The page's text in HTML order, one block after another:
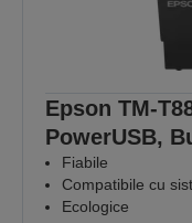
Epson TM-
PowerUSB,
Fiabile
Compatibile cu
Ecologice